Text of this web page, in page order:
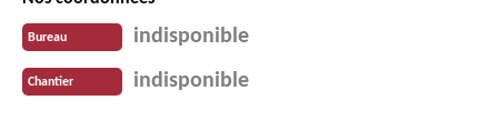
Bureau indisponible
Chantier indisponible